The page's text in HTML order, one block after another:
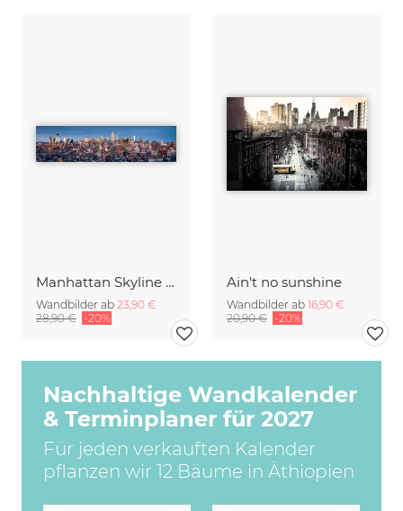
Manhattan Skyline Panorama
Wandbilder ab 23,90 €
28,90 € -20%
Ain't no sunshine
Wandbilder ab 16,90 €
20,90 € -20%
Nachhaltige Wandkalender
& Terminplaner für 2027
Für jeden verkauften Kalender
pflanzen wir 12 Bäume in Äthiopien